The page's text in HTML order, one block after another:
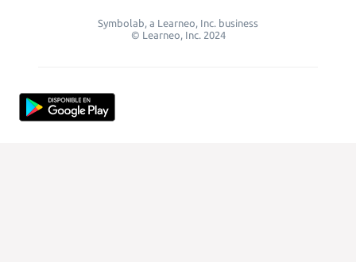
Symbolab, a Learneo, Inc. business
© Learneo, Inc. 2024